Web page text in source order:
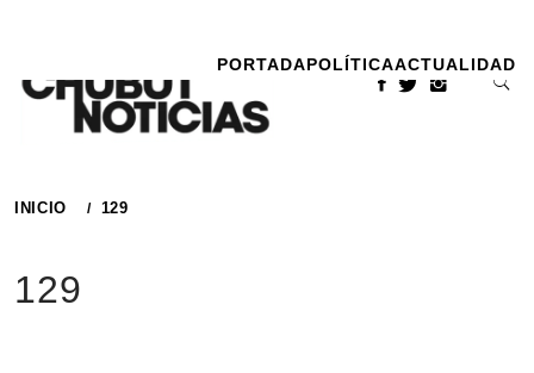
contenido
PORTADAPOLÍTICAACTUALIDAD
INICIO 129
129